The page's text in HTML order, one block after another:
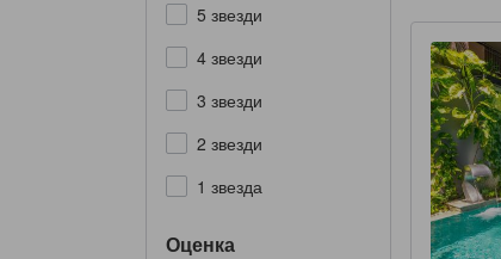
5 звезди
4 звезди
3 звезди
2 звезди
1 звезда
Оценка